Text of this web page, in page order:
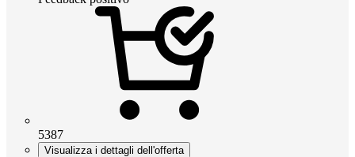
5387
Visualizza i dettagli dell'offerta